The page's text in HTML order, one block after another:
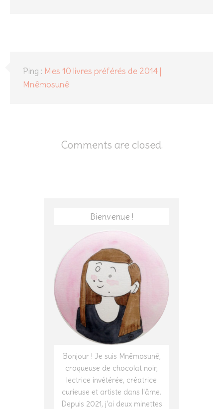
Ping : Mes 10 livres préférés de 2014 |
Mnêmosunê
Comments are closed.
Bienvenue !
Bonjour ! Je suis Mnêmosunê,
croqueuse de chocolat noir,
lectrice invétérée, créatrice
curieuse et artiste dans l'âme.
Depuis 2021, j'ai deux minettes